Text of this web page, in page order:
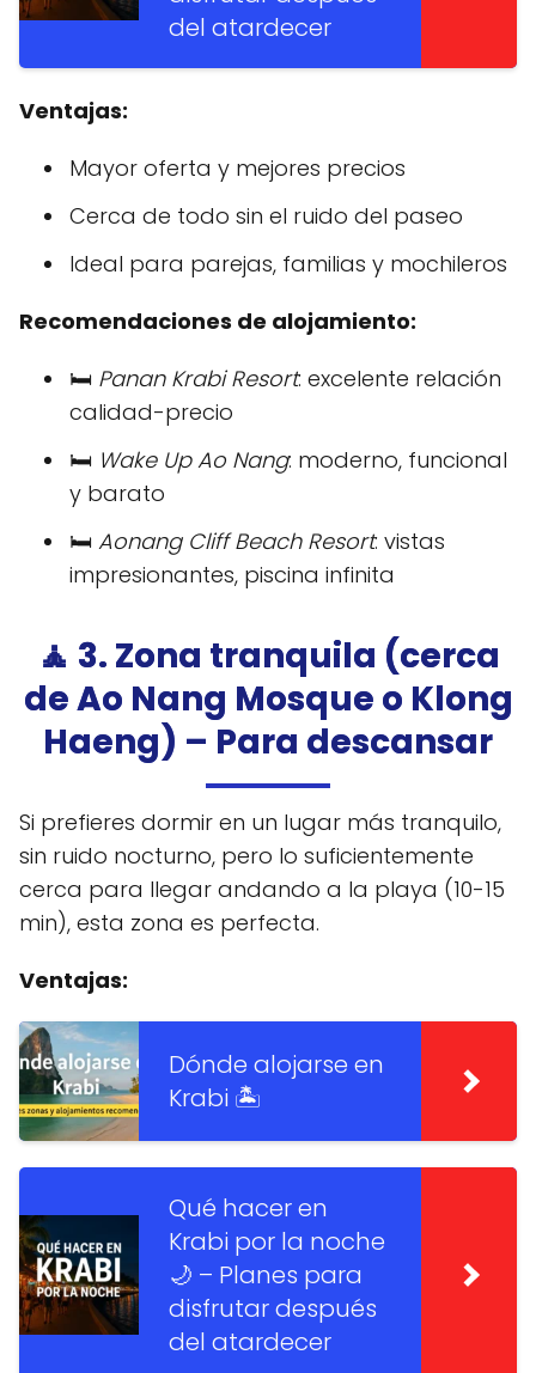
del atardecer
Ventajas:
Mayor oferta y mejores precios
Cerca de todo sin el ruido del paseo
Ideal para parejas, familias y mochileros
Recomendaciones de alojamiento:
🛏️ Panan Krabi Resort: excelente relación
calidad-precio
🛏️ Wake Up Ao Nang: moderno, funcional
y barato
🛏️ Aonang Cliff Beach Resort: vistas
impresionantes, piscina infinita
🧘 3. Zona tranquila (cerca
de Ao Nang Mosque o Klong
Haeng) – Para descansar
Si prefieres dormir en un lugar más tranquilo,
sin ruido nocturno, pero lo suficientemente
cerca para llegar andando a la playa (10-15
min), esta zona es perfecta.
Ventajas:
Dónde alojarse en
Krabi 🏝️
Qué hacer en
Krabi por la noche
🌙 – Planes para
disfrutar después
del atardecer